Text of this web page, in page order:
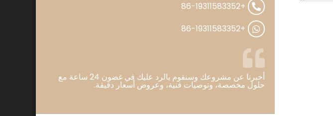
+86-19311583352
+86-19311583352
أخبرنا عن مشروعك وسنقوم بالرد عليك في غضون 24 ساعة مع
حلول مخصصة، وتوصيات فنية، وعروض أسعار دقيقة.